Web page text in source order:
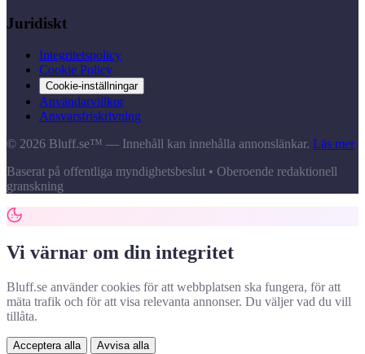
Juridiskt
Integritetspolicy
Cookie Policy
Cookie-inställningar
Användarvillkor
Ansvarsfriskrivning
© 2026 Bluff.se™ — Innehåll kan innehålla annonslänkar. Läs mer
Baserat på offentliga myndighetsbeslut • Oberoende redaktionell
granskning
Vi värnar om din integritet
Bluff.se använder cookies för att webbplatsen ska fungera, för att
mäta trafik och för att visa relevanta annonser. Du väljer vad du vill
tillåta.
Acceptera alla
Avvisa alla